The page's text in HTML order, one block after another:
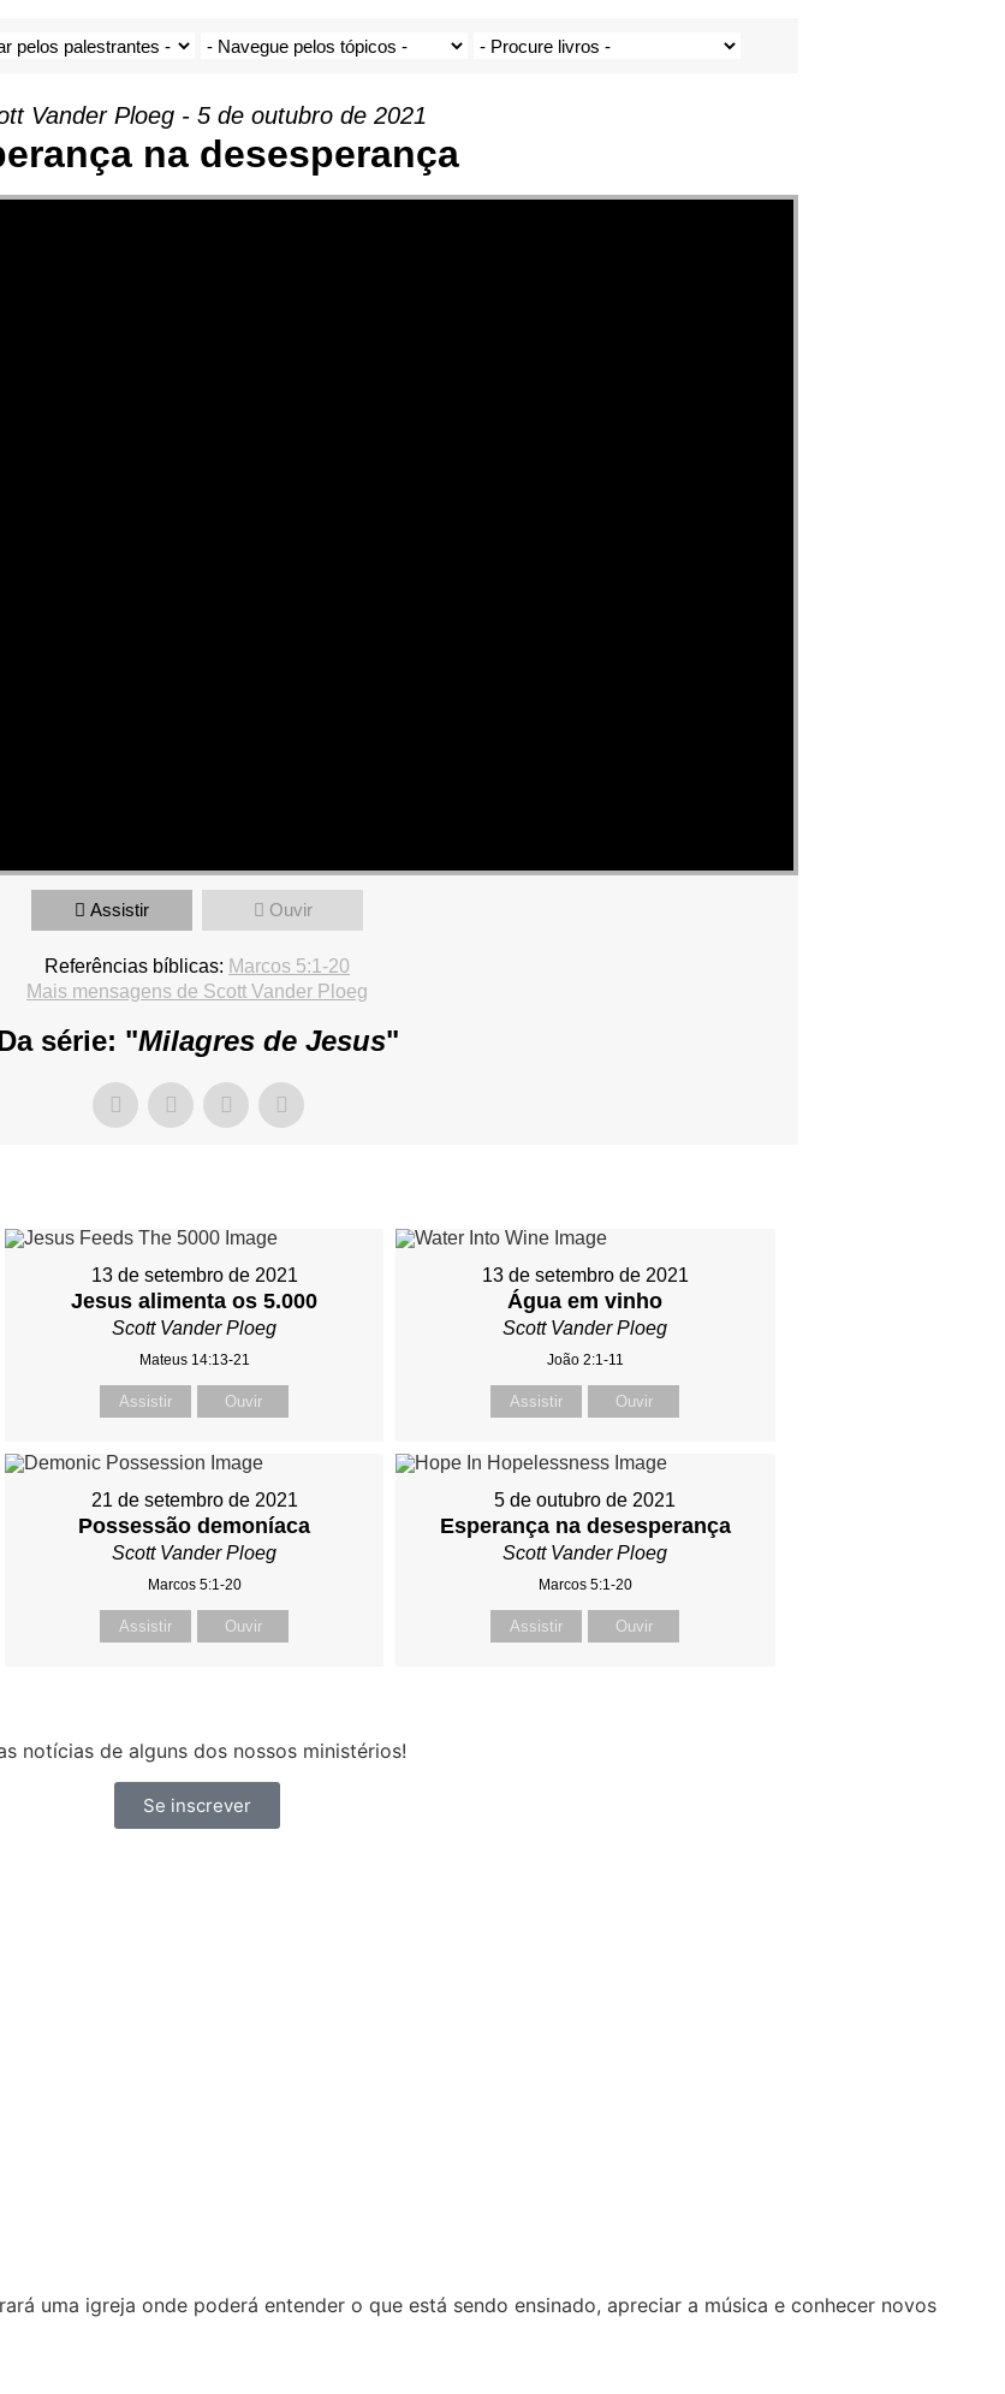
Vander Ploeg - 5 de outubro de 2021
na desesperança
Assistir Ouvir
Referências bíblicas: Marcos 5:1-20
Mais mensagens de Scott Vander Ploeg
série: "Milagres de Jesus"
13 de setembro de 2021
Jesus alimenta os 5.000
Scott Vander Ploeg
Mateus 14:13-21
Assistir Ouvir
13 de setembro de 2021
Água em vinho
Scott Vander Ploeg
João 2:1-11
Assistir Ouvir
21 de setembro de 2021
Possessão demoníaca
Scott Vander Ploeg
Marcos 5:1-20
Assistir Ouvir
5 de outubro de 2021
Esperança na desesperança
Scott Vander Ploeg
Marcos 5:1-20
Assistir Ouvir
notícias de alguns dos nossos ministérios!
Se inscrever
uma igreja onde poderá entender o que está sendo ensinado, apreciar a música e conhecer novos